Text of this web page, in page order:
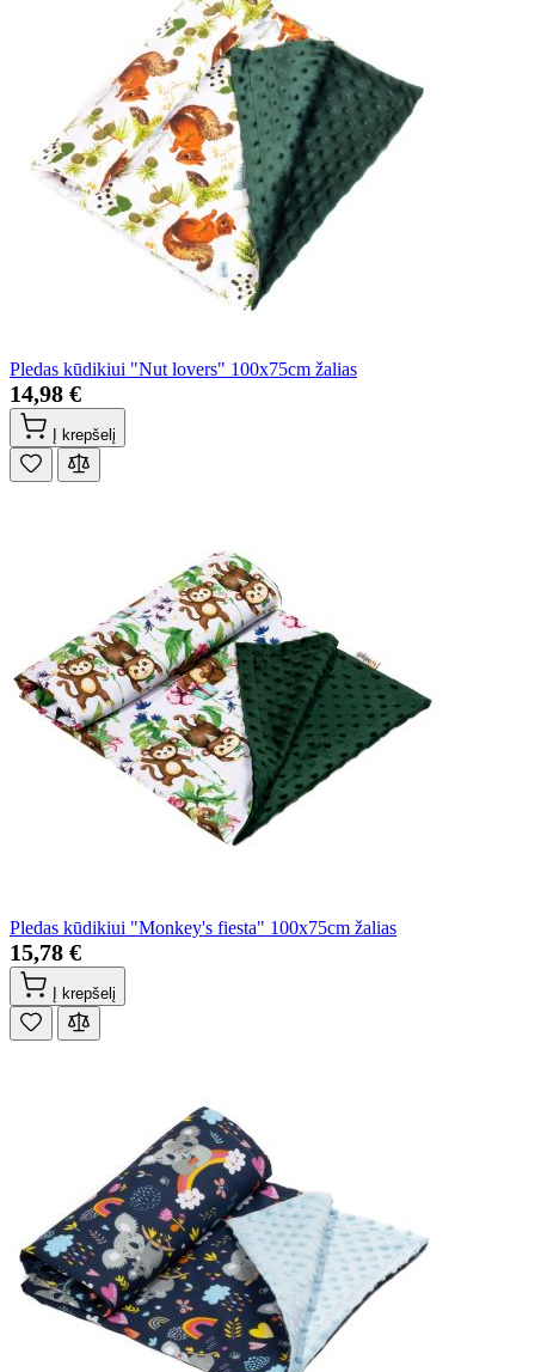
Pledas kūdikiui "Nut lovers" 100x75cm žalias
14,98 €
Į krepšelį
Pledas kūdikiui "Monkey's fiesta" 100x75cm žalias
15,78 €
Į krepšelį